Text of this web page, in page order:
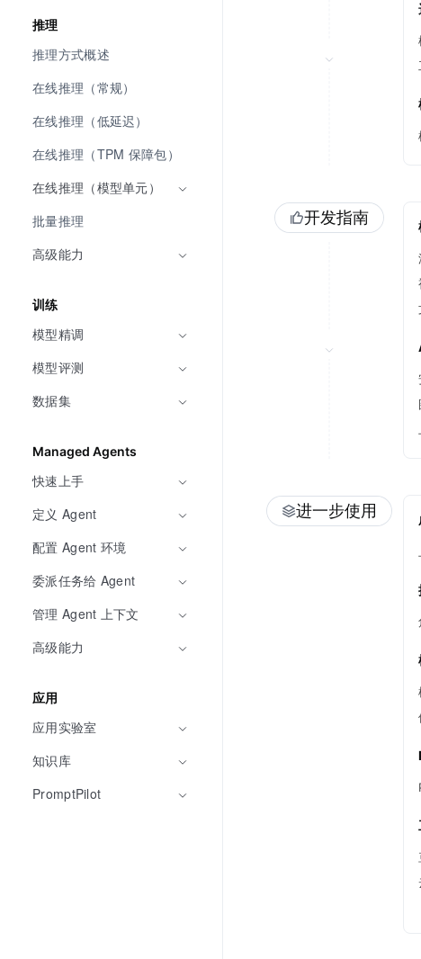
推理
推理方式概述
在线推理（常规）
在线推理（低延迟）
在线推理（TPM 保障包）
在线推理（模型单元）
批量推理
高级能力
训练
模型精调
模型评测
数据集
Managed Agents
快速上手
定义 Agent
配置 Agent 环境
委派任务给 Agent
管理 Agent 上下文
高级能力
应用
应用实验室
知识库
PromptPilot
开发指南
进一步使用